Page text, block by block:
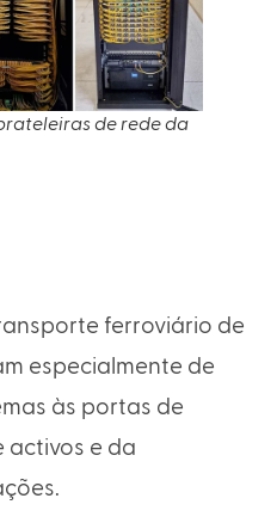
de rede da
ferroviário de
especialmente de
às portas de
activos e da